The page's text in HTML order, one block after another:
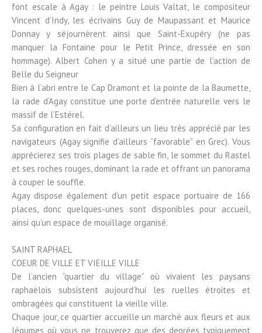
font escale à Agay : le peintre Louis Valtat, le compositeur
Vincent d’Indy, les écrivains Guy de Maupassant et Maurice
Donnay y séjournèrent ainsi que Saint-Exupéry (ne pas
manquer la Fontaine pour le Petit Prince, dressée en son
hommage). Albert Cohen y a situé une partie de l’action de
Belle du Seigneur
Bien à l’abri entre le Cap Dramont et la pointe de la Baumette,
la rade d’Agay constitue une porte d’entrée naturelle vers le
massif de l’Estérel.
Sa configuration en fait d’ailleurs un lieu très apprécié par les
navigateurs (Agay signifie d’ailleurs “favorable” en Grec). Vous
apprécierez ses trois plages de sable fin, le sommet du Rastel
et ses roches rouges, dominant la rade et offrant un panorama
à couper le souffle.
Agay dispose également d’un petit espace portuaire de 166
places, donc quelques-unes sont disponibles pour accueil,
ainsi qu’un espace de mouillage organisé.
SAINT RAPHAEL
COEUR DE VILLE ET VIEILLE VILLE
De l’ancien “quartier du village” où vivaient les paysans
raphaëlois subsistent aujourd’hui les ruelles étroites et
ombragées qui constituent la vieille ville.
Chaque jour, ce quartier accueille un marché aux fleurs et aux
légumes où vous ne trouverez que des denrées typiquement